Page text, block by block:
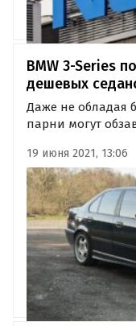
BMW 3-Series
дешевых
Даже не обладая
парни могут
недорогих
прийтись по душе
19 июня 2021, 13:06